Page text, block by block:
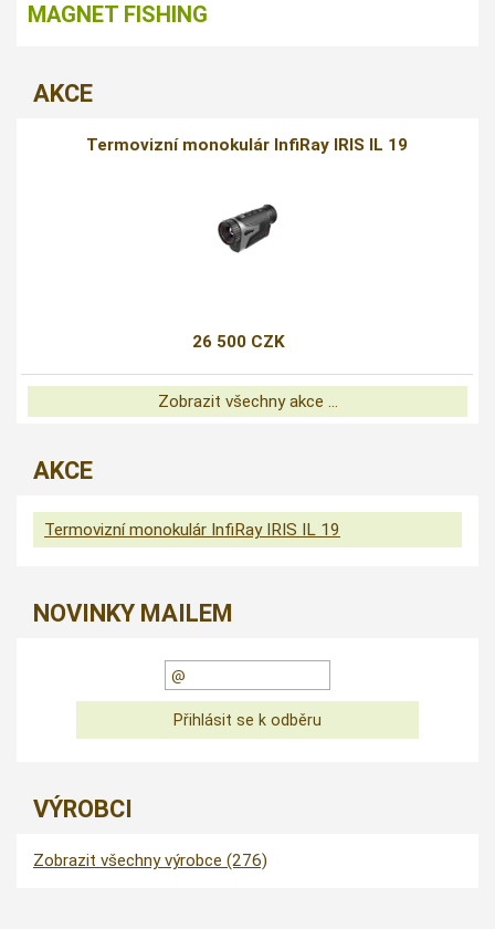
MAGNET FISHING
AKCE
Termovizní monokulár InfiRay IRIS IL 19
26 500 CZK
Zobrazit všechny akce ...
AKCE
Termovizní monokulár InfiRay IRIS IL 19
NOVINKY MAILEM
VÝROBCI
Zobrazit všechny výrobce (276)